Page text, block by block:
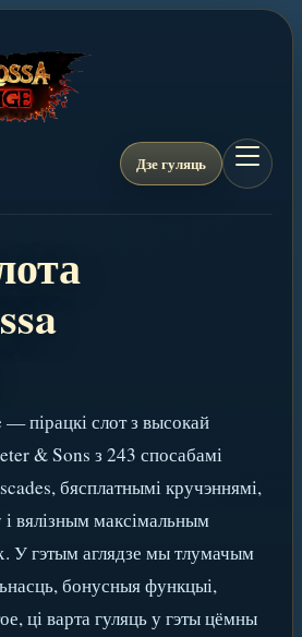
Дзе гуляць
пірацкі слот з высокай
& Sons з 243 спосабамі
бясплатнымі кручэннямі,
вялізным максімальным
У гэтым аглядзе мы тлумачым
бонусныя функцыі,
ці варта гуляць у гэты цёмны